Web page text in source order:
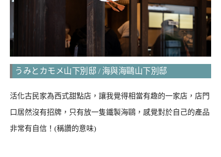
うみとカモメ山下別邸 / 海與海鷗山下別邸
活化古民家為西式甜點店，讓我覺得相當有趣的一家店，店門
口居然沒有招牌，只有放一隻鐵製海鷗，感覺對於自己的產品
非常有自信！(稱讚的意味)